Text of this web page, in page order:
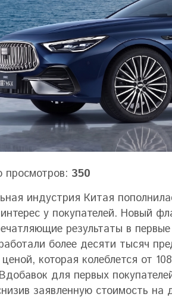
просмотров: 350
индустрия Китая
у покупателей. Новый
результаты в
более десяти тысяч
которая колеблется от
для первых
заявленную стоимость